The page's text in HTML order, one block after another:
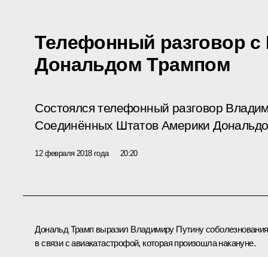
Телефонный разговор
Дональдом Трампом
Состоялся телефонный разговор
Соединённых Штатов Америки
12 февраля 2018 года 20:20
Дональд Трамп выразил Владимиру Путину соболезнования
в связи с авиакатастрофой, которая произошла накануне.